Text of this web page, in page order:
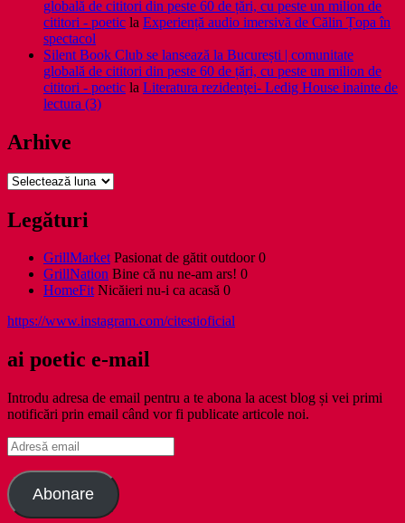
globală de cititori din peste 60 de țări, cu peste un milion de
cititori - poetic la Experiență audio imersivă de Călin Țopa în
spectacol
Silent Book Club se lansează la București | comunitate
globală de cititori din peste 60 de țări, cu peste un milion de
cititori - poetic la Literatura rezidenţei- Ledig House inainte de
lectura (3)
Arhive
Arhive
Legături
GrillMarketPasionat de gătit outdoor 0
GrillNation Bine că nu ne-am ars! 0
HomeFitNicăieri nu-i ca acasă 0
https://www.instagram.com/citestioficial
ai poetic e-mail
Introdu adresa de email pentru a te abona la acest blog și vei primi
notificări prin email când vor fi publicate articole noi.
Adresă
email
Abonare